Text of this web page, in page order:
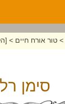
> טור אורח חיים >
סימן